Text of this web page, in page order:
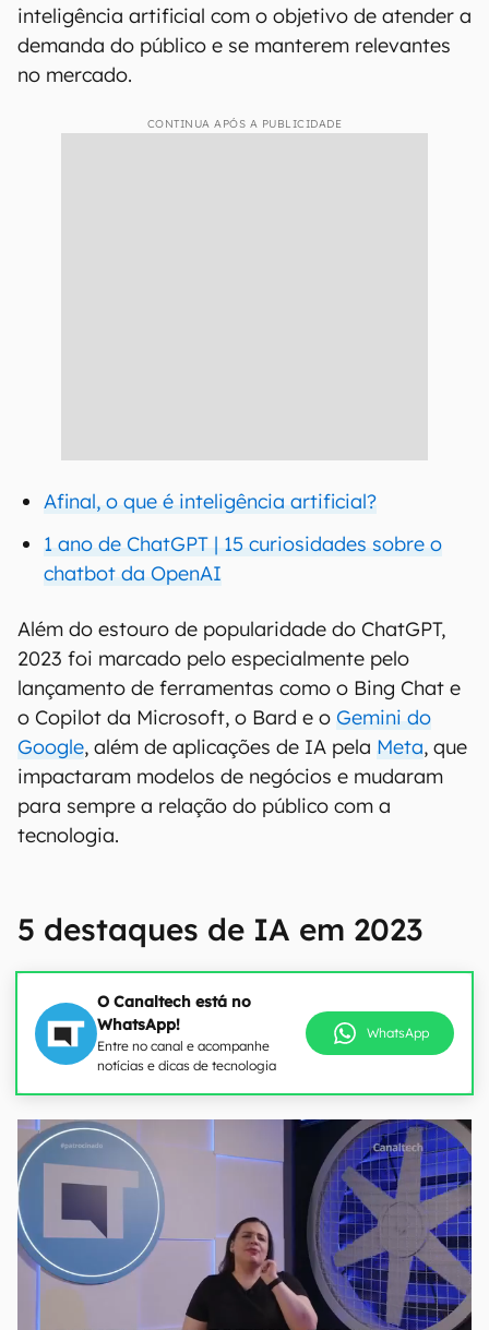
inteligência artificial com o objetivo de atender a
demanda do público e se manterem relevantes
no mercado.
CONTINUA APÓS A PUBLICIDADE
Afinal, o que é inteligência artificial?
1 ano de ChatGPT | 15 curiosidades sobre o
chatbot da OpenAI
Além do estouro de popularidade do ChatGPT,
2023 foi marcado pelo especialmente pelo
lançamento de ferramentas como o Bing Chat e
o Copilot da Microsoft, o Bard e o Gemini do
Google, além de aplicações de IA pela Meta, que
impactaram modelos de negócios e mudaram
para sempre a relação do público com a
tecnologia.
5 destaques de IA em 2023
O Canaltech está no
WhatsApp!
Entre no canal e acompanhe
notícias e dicas de tecnologia
WhatsApp